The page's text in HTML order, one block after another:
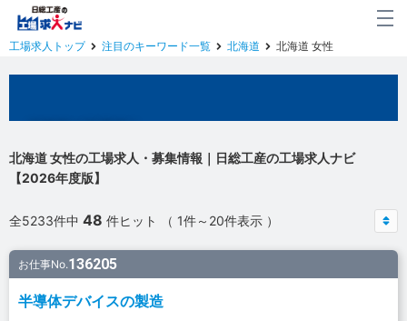
工場求人トップ 注目のキーワード一覧 北海道 北海道 女性
北海道 女性の工場求人・募集情報｜日総工産の工場求人ナビ
【2026年度版】
全5233件中 48 件ヒット （ 1件～20件表示 ）
お仕事No.136205
半導体デバイスの製造